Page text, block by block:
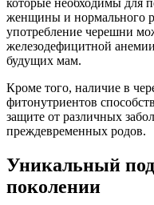
женщины и нормального
употребление черешни
железодефицитной
будущих мам.
Кроме того, наличие в
фитонутриентов
защите от различных
преждевременных родов.
Уникальный
поколении